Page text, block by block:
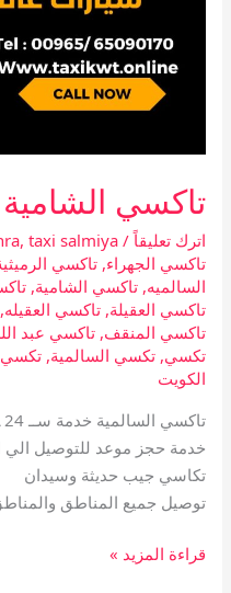
تاكسي الشامية
اترك تعليقاً /
, taxi salmiya
تاكسي الجهراء,تاكسي
السالميه,تاكسي الشامية,
تاكسي العقيلة,تاكسي العقيله
تاكسي المنقف,تاكسي عبد
تكسي,تكسي السالمية,تكسي
الكويت
تاكسي السالمية خدمة ســ 24 ــاعة
خدمة حجز موعد للتوصيل الي
تكاسي جيب حديثة وسيدان
توصيل جميع المناطق
قراءة المزيد »